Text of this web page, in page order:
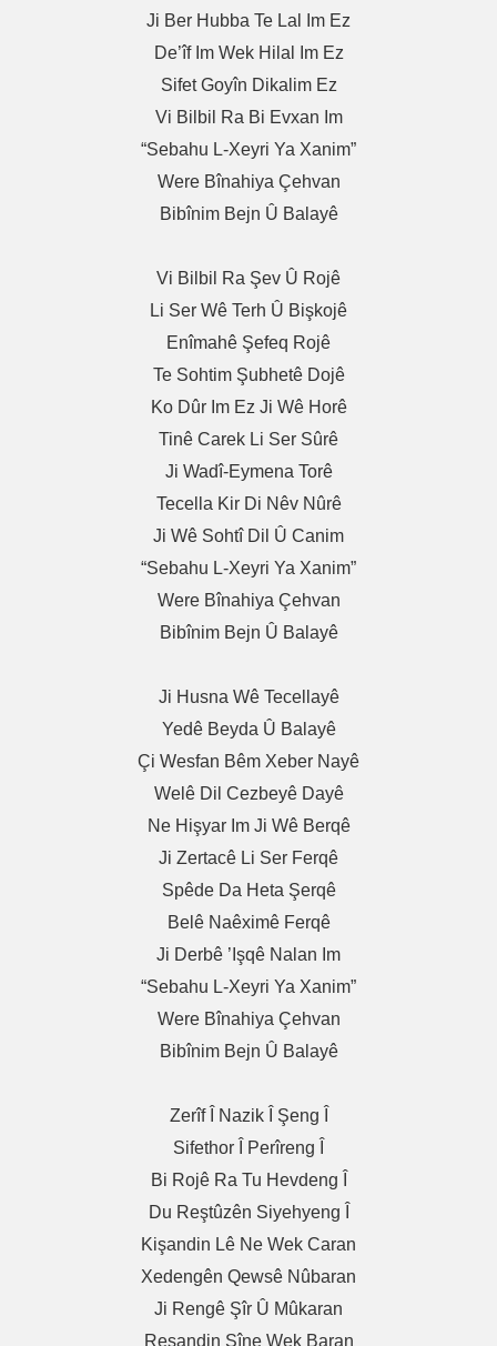
Ji Ber Hubba Te Lal Im Ez
De’îf Im Wek Hilal Im Ez
Sifet Goyîn Dikalim Ez
Vi Bilbil Ra Bi Evxan Im
“Sebahu L-Xeyri Ya Xanim”
Were Bînahiya Çehvan
Bibînim Bejn Û Balayê
Vi Bilbil Ra Şev Û Rojê
Li Ser Wê Terh Û Bişkojê
Enîmahê Şefeq Rojê
Te Sohtim Şubhetê Dojê
Ko Dûr Im Ez Ji Wê Horê
Tinê Carek Li Ser Sûrê
Ji Wadî-Eymena Torê
Tecella Kir Di Nêv Nûrê
Ji Wê Sohtî Dil Û Canim
“Sebahu L-Xeyri Ya Xanim”
Were Bînahiya Çehvan
Bibînim Bejn Û Balayê
Ji Husna Wê Tecellayê
Yedê Beyda Û Balayê
Çi Wesfan Bêm Xeber Nayê
Welê Dil Cezbeyê Dayê
Ne Hişyar Im Ji Wê Berqê
Ji Zertacê Li Ser Ferqê
Spêde Da Heta Şerqê
Belê Naêximê Ferqê
Ji Derbê ’işqê Nalan Im
“Sebahu L-Xeyri Ya Xanim”
Were Bînahiya Çehvan
Bibînim Bejn Û Balayê
Zerîf Î Nazik Î Şeng Î
Sifethor Î Perîreng Î
Bi Rojê Ra Tu Hevdeng Î
Du Reştûzên Siyehyeng Î
Kişandin Lê Ne Wek Caran
Xedengên Qewsê Nûbaran
Ji Rengê Şîr Û Mûkaran
Reşandin Sîne Wek Baran